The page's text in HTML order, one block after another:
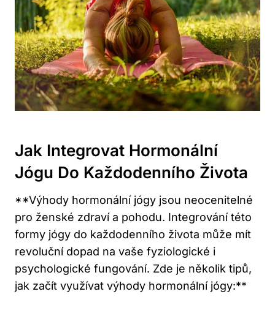
Jak Integrovat Hormonální
Jógu Do Každodenního Života
**Výhody hormonální jógy jsou neocenitelné
pro ženské zdraví a pohodu. Integrování této
formy jógy do každodenního života může mít
revoluční dopad na vaše fyziologické i
psychologické fungování. Zde je několik tipů,
jak začít využívat výhody hormonální jógy:**